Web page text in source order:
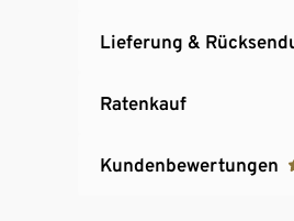
Lieferung &
Ratenkauf
Kundenbewertungen